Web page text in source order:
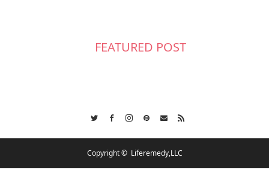
FEATURED POST
Copyright © Liferemedy,LLC